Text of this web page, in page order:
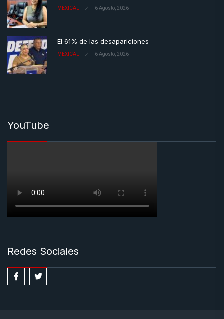
MEXICALI 6 Agosto, 2026
El 61% de las desapariciones
MEXICALI 6 Agosto, 2026
YouTube
Redes Sociales